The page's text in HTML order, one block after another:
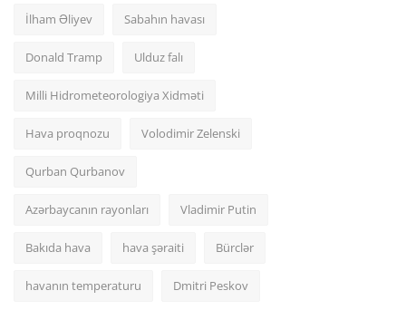
İlham Əliyev Sabahın havası
Donald Tramp Ulduz falı
Milli Hidrometeorologiya Xidməti
Hava proqnozu Volodimir Zelenski
Qurban Qurbanov
Azərbaycanın rayonları Vladimir Putin
Bakıda hava hava şəraiti Bürclər
havanın temperaturu Dmitri Peskov